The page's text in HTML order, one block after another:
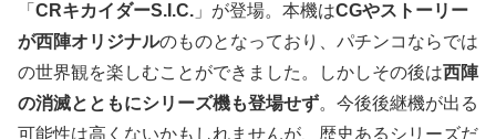
「 CRキカイダーS.I.C. 」が登場。本機はCGやストーリー
が西陣オリジナルのものとなっており、パチンコならでは
の世界観を楽しむことができました。しかしその後は西陣
の消滅とともにシリーズ機も登場せず。今後後継機が出る
可能性は高くないかもしれませんが、歴史あるシリーズだ